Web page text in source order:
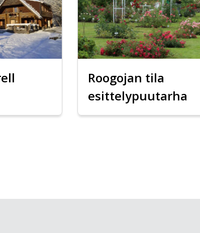
Roogojan tila
esittelypuutarha